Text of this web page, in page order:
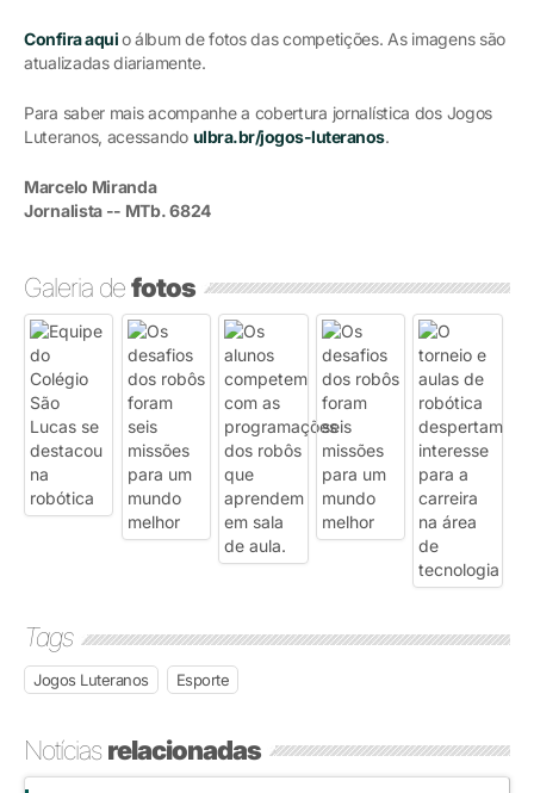
Confira aquio álbum de fotos das competições. As imagens são
atualizadas diariamente.
Para saber mais acompanhe a cobertura jornalística dos Jogos
Luteranos, acessando ulbra.br/jogos-luteranos.
Marcelo Miranda
Jornalista -- MTb. 6824
Galeria defotos
Tags
Jogos Luteranos Esporte
Notíciasrelacionadas